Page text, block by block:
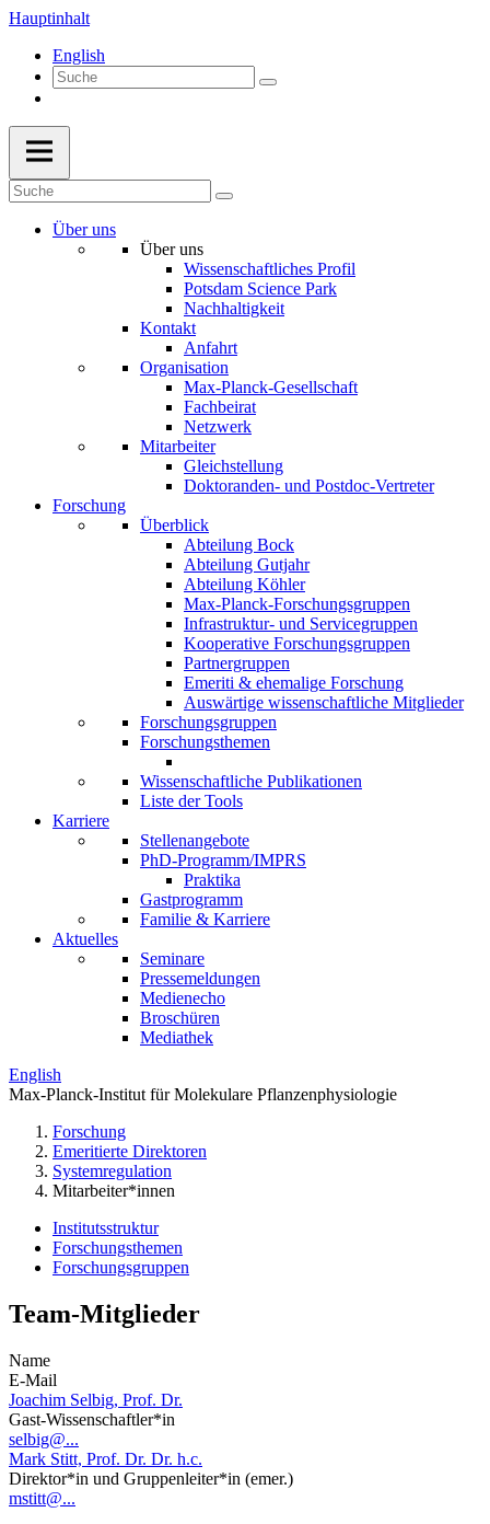
Hauptinhalt
English
Über uns
Über uns
Wissenschaftliches Profil
Potsdam Science Park
Nachhaltigkeit
Kontakt
Anfahrt
Organisation
Max-Planck-Gesellschaft
Fachbeirat
Netzwerk
Mitarbeiter
Gleichstellung
Doktoranden- und Postdoc-Vertreter
Forschung
Überblick
Abteilung Bock
Abteilung Gutjahr
Abteilung Köhler
Max-Planck-Forschungsgruppen
Infrastruktur- und Servicegruppen
Kooperative Forschungsgruppen
Partnergruppen
Emeriti & ehemalige Forschung
Auswärtige wissenschaftliche Mitglieder
Forschungsgruppen
Forschungsthemen
Wissenschaftliche Publikationen
Liste der Tools
Karriere
Stellenangebote
PhD-Programm/IMPRS
Praktika
Gastprogramm
Familie & Karriere
Aktuelles
Seminare
Pressemeldungen
Medienecho
Broschüren
Mediathek
English
Max-Planck-Institut für Molekulare Pflanzenphysiologie
Forschung
Emeritierte Direktoren
Systemregulation
Mitarbeiter*innen
Institutsstruktur
Forschungsthemen
Forschungsgruppen
Team-Mitglieder
Name
E-Mail
Joachim Selbig, Prof. Dr.
Gast-Wissenschaftler*in
selbig@...
Mark Stitt, Prof. Dr. Dr. h.c.
Direktor*in und Gruppenleiter*in (emer.)
mstitt@...